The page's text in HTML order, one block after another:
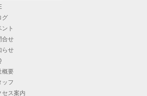
グ
ト
せ
せ
要
フ
ス案内